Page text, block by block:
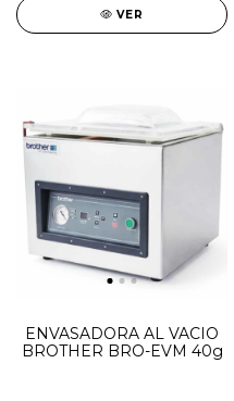
VER
ENVASADORA AL VACIO
BROTHER BRO-EVM 40g